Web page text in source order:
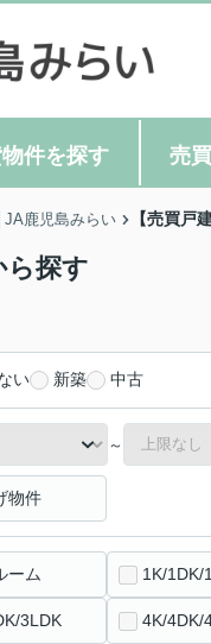
件を探す 売
鹿児島みらい 【売買戸
ら探す
い 新築 中古
～
物件
ーム 1K/1DK/
3LDK 4K/4DK/